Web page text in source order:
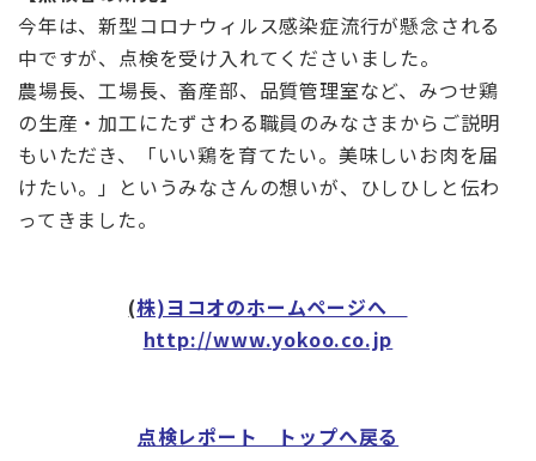
今年は、新型コロナウィルス感染症流行が懸念される
中ですが、点検を受け入れてくださいました。
農場長、工場長、畜産部、品質管理室など、みつせ鶏
の生産・加工にたずさわる職員のみなさまからご説明
もいただき、「いい鶏を育てたい。美味しいお肉を届
けたい。」というみなさんの想いが、ひしひしと伝わ
ってきました。
(株)ヨコオのホームページへ
http://www.yokoo.co.jp
点検レポート トップへ戻る